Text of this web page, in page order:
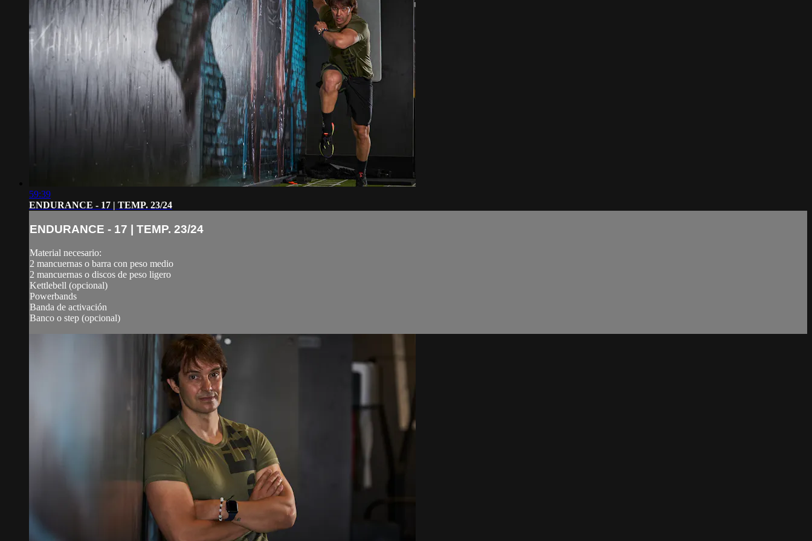
59:39
ENDURANCE - 17 | TEMP. 23/24
ENDURANCE - 17 | TEMP. 23/24
Material necesario:
2 mancuernas o barra con peso medio
2 mancuernas o discos de peso ligero
Kettlebell (opcional)
Powerbands
Banda de activación
Banco o step (opcional)